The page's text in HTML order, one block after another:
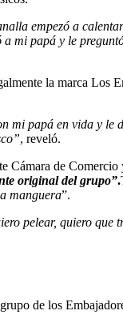
empezó a
mi papá y le
la marca Los
papá en vida y
, reveló.
Cámara de Comercio
original del grupo”.
manguera”.
pelear, quiero que
de los